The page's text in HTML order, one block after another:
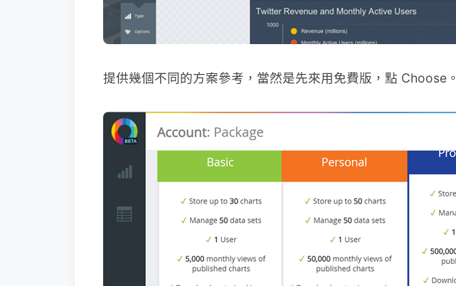
提供幾個不同的方案參考，當然是先來用免費版，點 Choose。